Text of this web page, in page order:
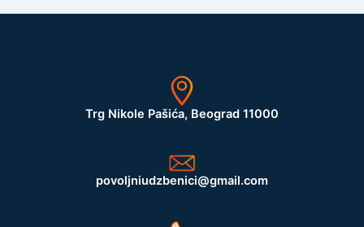
Trg Nikole Pašića, Beograd 11000
povoljniudzbenici@gmail.com